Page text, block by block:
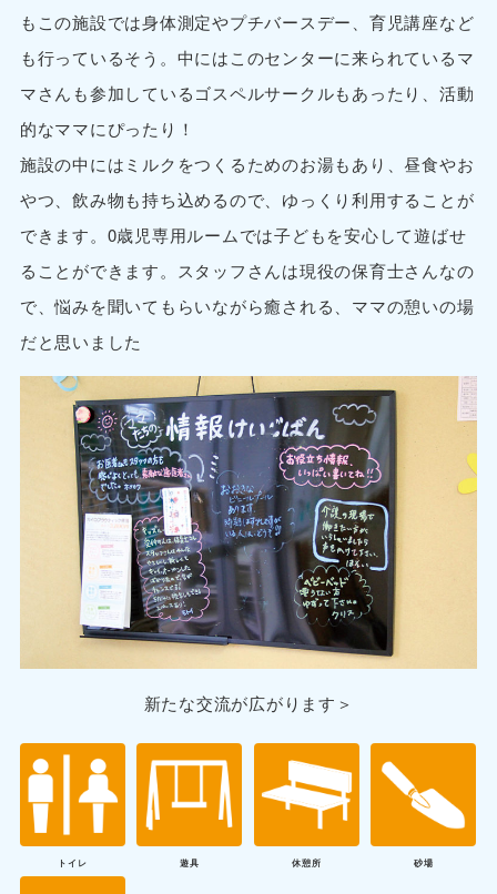
もこの施設では身体測定やプチバースデー、育児講座など
も行っているそう。中にはこのセンターに来られているマ
マさんも参加しているゴスペルサークルもあったり、活動
的なママにぴったり！
施設の中にはミルクをつくるためのお湯もあり、昼食やお
やつ、飲み物も持ち込めるので、ゆっくり利用することが
できます。0歳児専用ルームでは子どもを安心して遊ばせ
ることができます。スタッフさんは現役の保育士さんなの
で、悩みを聞いてもらいながら癒される、ママの憩いの場
だと思いました
新たな交流が広がります＞
トイレ 遊具 休憩所 砂場